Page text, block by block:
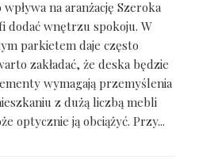
na aranżację Szeroka
dodać wnętrzu spokoju. W
parkietem daje często
zakładać, że deska będzie
wymagają przemyślenia
z dużą liczbą mebli
optycznie ją obciążyć. Przy...